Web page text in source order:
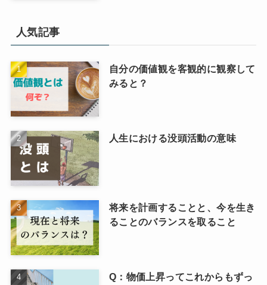
人気記事
自分の価値観を客観的に観察して
みると？
人生における没頭活動の意味
将来を計画することと、今を生き
ることのバランスを取ること
Q：物価上昇ってこれからもずっ